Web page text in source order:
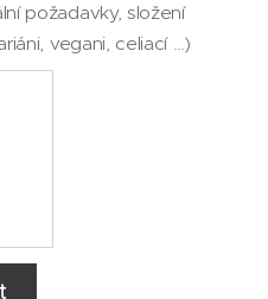
požadavky, složení
vegani, celiací …)